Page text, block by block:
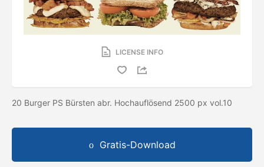
LICENSE INFO
20 Burger PS Bürsten abr. Hochauflösend 2500 px vol.10
Gratis-Download